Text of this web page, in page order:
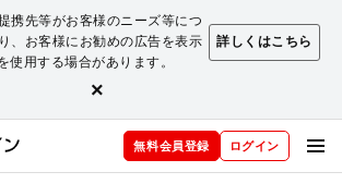
携先等がお客様のニーズ等につ
、お客様にお勧めの広告を表示
用する場合があります。
詳しくはこちら
×
無料会員登録 ログイン